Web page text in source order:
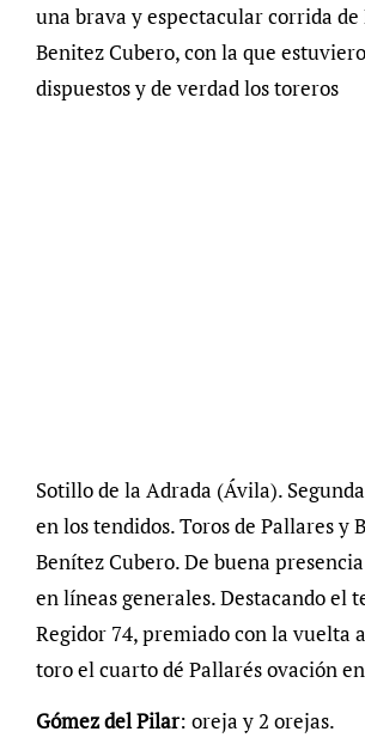
una brava y espectacular corrida de
Benitez Cubero, con la que
dispuestos y de verdad los toreros
Sotillo de la Adrada (Ávila).
en los tendidos. Toros de Pallares y
Benítez Cubero. De buena
en líneas generales. Destacando el
Regidor 74, premiado con la vuelta
toro el cuarto dé Pallarés ovación
Gómez del Pilar: oreja y 2 orejas.